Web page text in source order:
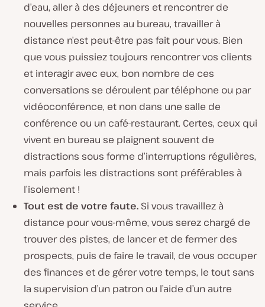
d’eau, aller à des déjeuners et rencontrer de
nouvelles personnes au bureau, travailler à
distance n’est peut-être pas fait pour vous. Bien
que vous puissiez toujours rencontrer vos clients
et interagir avec eux, bon nombre de ces
conversations se déroulent par téléphone ou par
vidéoconférence, et non dans une salle de
conférence ou un café-restaurant. Certes, ceux qui
vivent en bureau se plaignent souvent de
distractions sous forme d’interruptions régulières,
mais parfois les distractions sont préférables à
l’isolement !
Tout est de votre faute. Si vous travaillez à
distance pour vous-même, vous serez chargé de
trouver des pistes, de lancer et de fermer des
prospects, puis de faire le travail, de vous occuper
des finances et de gérer votre temps, le tout sans
la supervision d’un patron ou l’aide d’un autre